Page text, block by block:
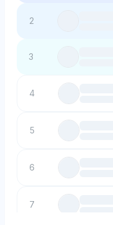
2
3
4
5
6
7